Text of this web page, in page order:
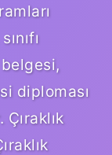
diploması